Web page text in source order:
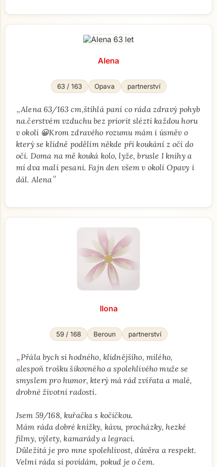
Alena
63 / 163 Opava partnerství
„Alena 63/163 cm,štíhlá paní co ráda zdravý pohyb
na.čerstvém vzduchu bez priorit slézti každou horu
v okolí 😀Krom zdravého rozumu mám i úsměv o
který se klidně podělím někde při koukání z očí do
očí. Doma na mě kouká kolo, lyže, brusle I knihy a
mí dva malí pesani. Fajn den všem v okolí Opavy i
dál. Alena"
Ilona
59 / 168 Beroun partnerství
„Přála bych si hodného, klidnějšího, milého,
alespoň trošku šikovného a spolehlivého muže se
smyslem pro humor, který má rád zvířata a malé,
drobné životní radosti.
Jsem 59/168, kuřačka s kočičkou.
Mám ráda dobré knížky, kávu, procházky, hezké
filmy, výlety, kamarády a legraci.
Důležitá je pro mne spolehlivost, důvěra a respekt.
Velmi ráda si povídám, pokud je o čem.